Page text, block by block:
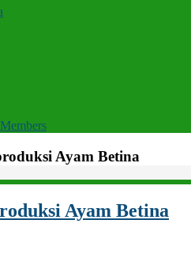
Ayam Betina
Ayam Betina